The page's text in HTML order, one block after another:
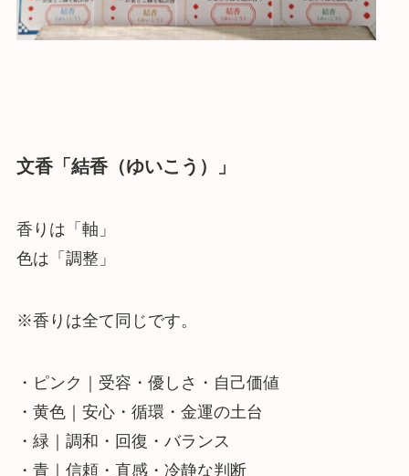
文香「結香（ゆいこう）」
香りは「軸」
色は「調整」
※香りは全て同じです。
・ピンク｜受容・優しさ・自己価値
・黄色｜安心・循環・金運の土台
・緑｜調和・回復・バランス
・青｜信頼・直感・冷静な判断